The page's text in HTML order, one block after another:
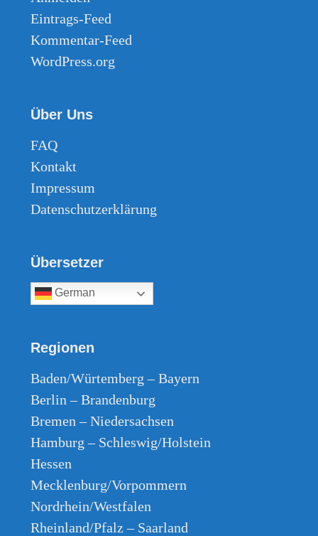
Eintrags-Feed
Kommentar-Feed
WordPress.org
Über Uns
FAQ
Kontakt
Impressum
Datenschutzerklärung
Übersetzer
German
Regionen
Baden/Würtemberg – Bayern
Berlin – Brandenburg
Bremen – Niedersachsen
Hamburg – Schleswig/Holstein
Hessen
Mecklenburg/Vorpommern
Nordrhein/Westfalen
Rheinland/Pfalz – Saarland